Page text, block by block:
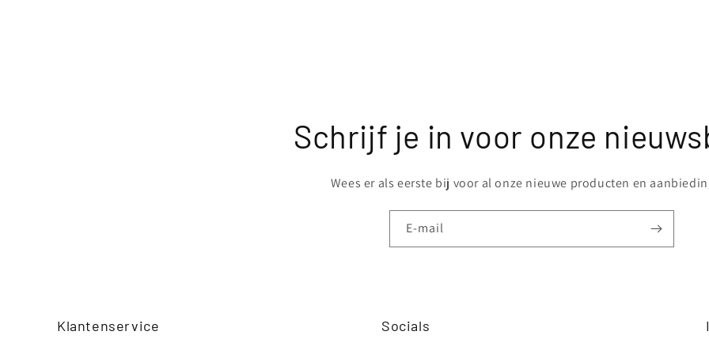
Schrijf je in voor onze
Wees er als eerste bij voor al onze nieuwe producten en
E‑mail
Klantenservice Socials